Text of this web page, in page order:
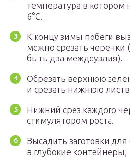
температура в котором
6°C.
К концу зимы побеги
можно срезать
быть два междоузлия).
Обрезать верхнюю
и срезать нижнюю
Нижний срез каждого
стимулятором роста.
Высадить заготовки
в глубокие